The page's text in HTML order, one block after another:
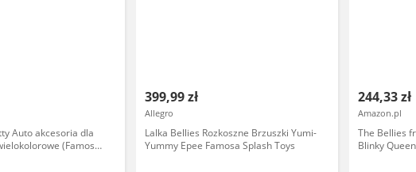
Auto akcesoria dla
(Famosa
399,99 zł
Allegro
Lalka Bellies Rozkoszne Brzuszki Yumi-
Yummy Epee Famosa Splash Toys
244,33 zł
Amazon.pl
The Bellies
Blinky